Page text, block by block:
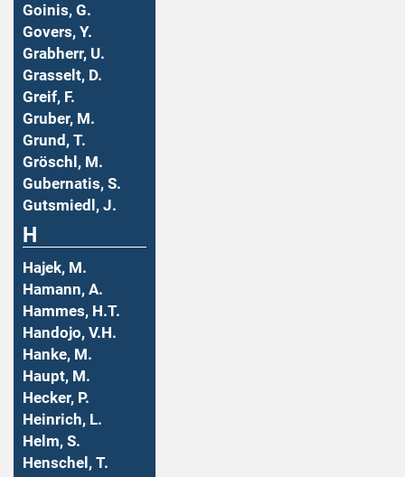
Goinis, G.
Govers, Y.
Grabherr, U.
Grasselt, D.
Greif, F.
Gruber, M.
Grund, T.
Gröschl, M.
Gubernatis, S.
Gutsmiedl, J.
H
Hajek, M.
Hamann, A.
Hammes, H.T.
Handojo, V.H.
Hanke, M.
Haupt, M.
Hecker, P.
Heinrich, L.
Helm, S.
Henschel, T.